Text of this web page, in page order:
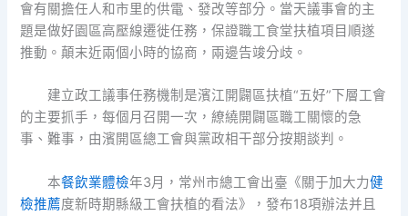
會有關擔任人和市里的供電、發改等部分。當天議事會的主
題是做好園區高壓線遷徙任務，保證職工食堂扶植項目順遂
推動。顛末近兩個小時的協商，兩邊告竣分歧。
建立政工議事任務機制是濱江開闢區扶植“五好”下層工會
的主要抓手，每個月召開一次，繚繞開闢區職工關懷的急
事、難事，由濱開區總工會與黨政相干部分按期談判。
本餐飲業體檢年3月，常州市總工會出臺《關于加大力健
檢推薦度新時期縣級工會扶植的看法》，發布18項辦法并且